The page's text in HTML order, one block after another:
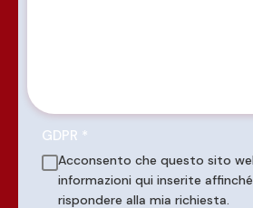
GDPR *
Acconsento che questo sito
informazioni qui inserite
rispondere alla mia richiesta.